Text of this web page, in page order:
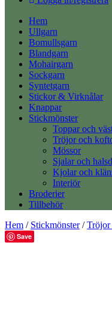
Hem
Ullgarn
Bomullsgarn
Blandgarn
Mohairgarn
Sockgarn
Syntetgarn
Stickor & Virknålar
Knappar
Stickmönster
Toppar och
Tröjor och
Mössor
Sjalar och
Kjolar och
Interiör
Broderier
Tillbehör
Hem / Stickmönster/
Save